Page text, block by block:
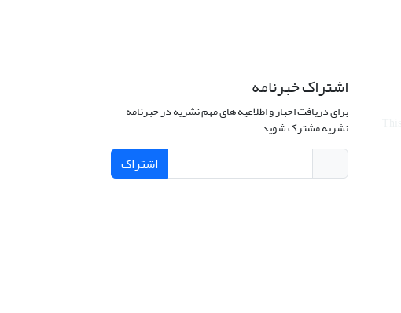
اشتراک خبرنامه
برای دریافت اخبار و اطلاعیه های مهم نشریه در خبرنامه
نشریه مشترک شوید.
اشتراک